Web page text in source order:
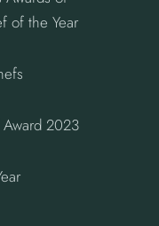
of the Year
2023